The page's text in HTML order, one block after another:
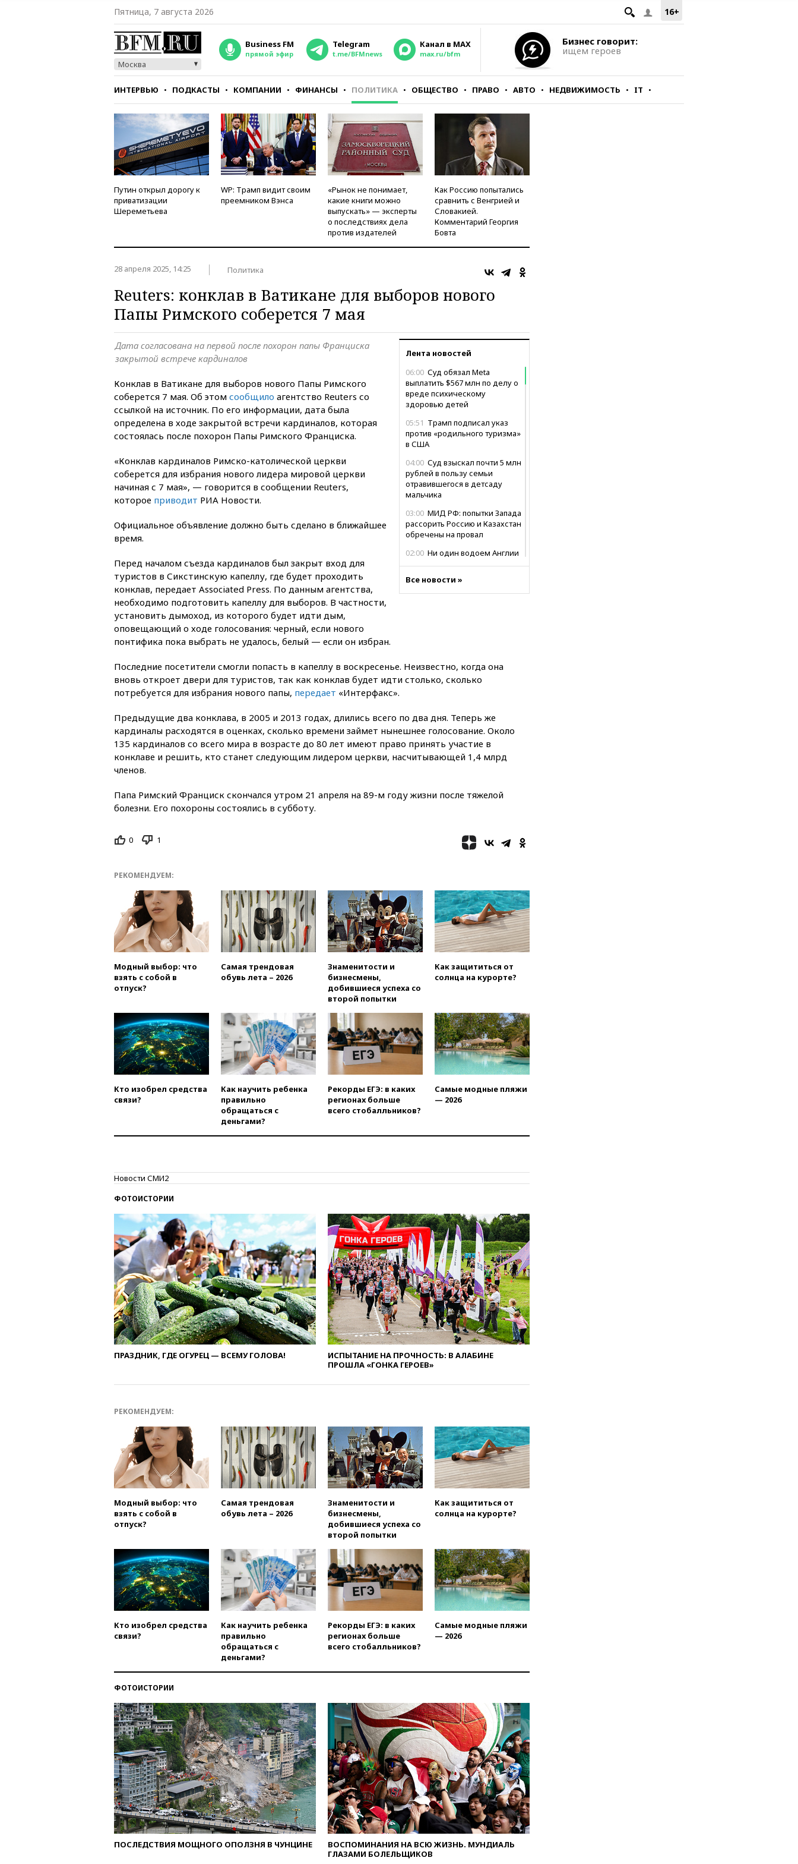
16+
Пятница, 7 августа 2026
Москва
Business FM
прямой эфир
Telegram
t.me/BFMnews
Канал в MAX
max.ru/bfm
Бизнес говорит:
ищем героев
ИНТЕРВЬЮ ПОДКАСТЫ КОМПАНИИ ФИНАНСЫ ПОЛИТИКА ОБЩЕСТВО ПРАВО АВТО НЕДВИЖИМОСТЬ IT
СТИЛЬ ТЕСТЫ
Путин открыл дорогу к
приватизации
Шереметьева
WP: Трамп видит своим
преемником Вэнса
«Рынок не понимает,
какие книги можно
выпускать» — эксперты
о последствиях дела
против издателей
Как Россию попытались
сравнить с Венгрией и
Словакией.
Комментарий Георгия
Бовта
28 апреля 2025, 14:25 Политика
Reuters: конклав в Ватикане для выборов нового
Папы Римского соберется 7 мая
Лента новостей
06:00 Суд обязал Meta
выплатить $567 млн по делу о
вреде психическому
здоровью детей
05:51 Трамп подписал указ
против «родильного туризма»
в США
04:00 Суд взыскал почти 5 млн
рублей в пользу семьи
отравившегося в детсаду
мальчика
03:00 МИД РФ: попытки Запада
рассорить Россию и Казахстан
обречены на провал
02:00 Ни один водоем Англии
01:00Трамп: США сами
вчера, 23:28Слуцкий призвал
признать «Яблоко»
ребенок и женщина погибли
при падении деревьев во
время урагана
вчера, 22:55В Москве в
вчера, 22:35 Винисиус
продлил контракт с «Реалом»
российского гражданства
станет значительно дороже
штурмовую дивизию
легендарной
вчера, 22:15Путин заслушал
доклад о ситуации на
добропольском направлении
признала нежелательным в
РФ американский Human
Rights Foundation
вчера, 21:35«Аэрофлот»
отменяет часть рейсов в Сочи
и Геленджик
вчера, 21:25Руслан Терновой
выиграл золото чемпионата
Европы в прыжках с 10-
вчера, 21:10РФ не получала
обращений о прекращении
в Армении
онлайн-продаже алкоголя
рекомендовать не посещать
Армению
вчера, 20:35ПВО за день
сбила еще 281 украинский
беспилотник над Россией
вчера, 20:27Ямпольская
призвала оптимизировать
олимпиады для поступления в
вузы
вчера, 20:15Минтранс
предложил оплачивать
защиту дорог от БПЛА из
средств на ремонт
вчера, 20:00Зеленский 8
внесен законопроект об
отмене ЕГЭ
вчера, 19:50Аэропорты Сочи и
Ярославля приостановили
работу
вчера, 19:35 WP: Трамп
призвал доноров-
республиканцев поддержать
вчера, 19:20Число ломбардов
в РФ превысило максимум
2022 года
вчера, 19:15Жуковский и
аэропорт Геленджика
вчера, 19:00Путин уточнил
порядок присвоения воинских
вчера, 18:50Euractiv: восток
вчера, 18:35В Жуковском и
аэропорту Геленджика
введены ограничения
вчера, 18:21 Зюганов
присоединился к критике
«Яблока»
вчера, 18:15Четыре человека
пострадали при атаках ВСУ на
Белгородскую область
вчера, 18:00Совет мира
выбрал подрядчика для
строительства военной базы в
Все новости »
Дата согласована на первой после похорон папы Франциска
закрытой встрече кардиналов
Конклав в Ватикане для выборов нового Папы Римского
соберется 7 мая. Об этом сообщило агентство Reuters со
ссылкой на источник. По его информации, дата была
определена в ходе закрытой встречи кардиналов, которая
состоялась после похорон Папы Римского Франциска.
«Конклав кардиналов Римско-католической церкви
соберется для избрания нового лидера мировой церкви
начиная с 7 мая», — говорится в сообщении Reuters,
которое приводит РИА Новости.
Официальное объявление должно быть сделано в ближайшее
время.
Перед началом съезда кардиналов был закрыт вход для
туристов в Сикстинскую капеллу, где будет проходить
конклав, передает Associated Press. По данным агентства,
необходимо подготовить капеллу для выборов. В частности,
установить дымоход, из которого будет идти дым,
оповещающий о ходе голосования: черный, если нового
понтифика пока выбрать не удалось, белый — если он избран.
Последние посетители смогли попасть в капеллу в воскресенье. Неизвестно, когда она
вновь откроет двери для туристов, так как конклав будет идти столько, сколько
потребуется для избрания нового папы, передает «Интерфакс».
Предыдущие два конклава, в 2005 и 2013 годах, длились всего по два дня. Теперь же
кардиналы расходятся в оценках, сколько времени займет нынешнее голосование. Около
135 кардиналов со всего мира в возрасте до 80 лет имеют право принять участие в
конклаве и решить, кто станет следующим лидером церкви, насчитывающей 1,4 млрд
членов.
Папа Римский Франциск скончался утром 21 апреля на 89-м году жизни после тяжелой
болезни. Его похороны состоялись в субботу.
0 1
РЕКОМЕНДУЕМ:
Модный выбор: что
взять с собой в
отпуск?
Самая трендовая
обувь лета – 2026
Знаменитости и
бизнесмены,
добившиеся успеха со
второй попытки
Как защититься от
солнца на курорте?
Кто изобрел средства
связи?
Как научить ребенка
правильно
обращаться с
деньгами?
Рекорды ЕГЭ: в каких
регионах больше
всего стобалльников?
Самые модные пляжи
— 2026
Новости СМИ2
ФОТОИСТОРИИ
ПРАЗДНИК, ГДЕ ОГУРЕЦ — ВСЕМУ ГОЛОВА!
ИСПЫТАНИЕ НА ПРОЧНОСТЬ: В АЛАБИНЕ
ПРОШЛА «ГОНКА ГЕРОЕВ»
РЕКОМЕНДУЕМ:
Модный выбор: что
взять с собой в
отпуск?
Самая трендовая
обувь лета – 2026
Знаменитости и
бизнесмены,
добившиеся успеха со
второй попытки
Как защититься от
солнца на курорте?
Кто изобрел средства
связи?
Как научить ребенка
правильно
обращаться с
деньгами?
Рекорды ЕГЭ: в каких
регионах больше
всего стобалльников?
Самые модные пляжи
— 2026
ФОТОИСТОРИИ
ПОСЛЕДСТВИЯ МОЩНОГО ОПОЛЗНЯ В ЧУНЦИНЕ
ВОСПОМИНАНИЯ НА ВСЮ ЖИЗНЬ. МУНДИАЛЬ
ГЛАЗАМИ БОЛЕЛЬЩИКОВ